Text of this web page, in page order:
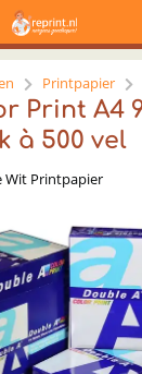
Printpapier
Print A4
à 500 vel
Wit Printpapier